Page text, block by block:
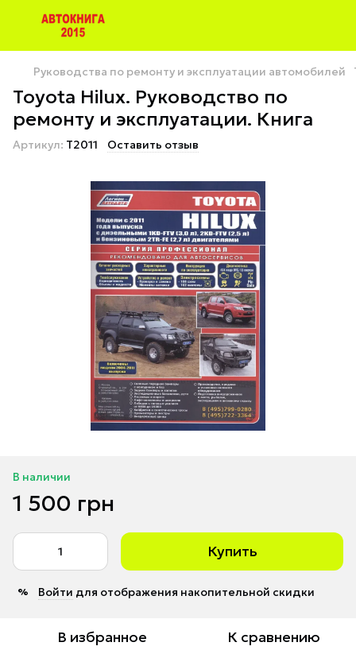
Руководства по ремонту и эксплуатации автомобилей
Toyota Hilux. Руководство по
ремонту и эксплуатации. Книга
Артикул: T2011 Оставить отзыв
В наличии
1 500 грн
Купить
% Войти для отображения накопительной скидки
В избранное К сравнению